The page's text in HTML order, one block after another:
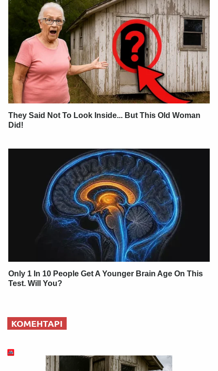
They Said Not To Look Inside... But This Old Woman
Did!
Only 1 In 10 People Get A Younger Brain Age On This
Test. Will You?
КОМЕНТАРІ